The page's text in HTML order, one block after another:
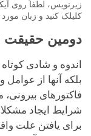
زیرنویس، لطفاً روی
کلیلک کنید و زبان
دومین حقیقت
اندوه و شادی‌
بلکه آنها از
فاکتورهای
شرایط ایجاد
برای یافتن علت